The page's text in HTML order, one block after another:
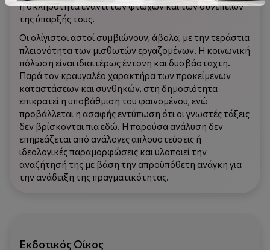
η σκληρότητα έναντι των φτωχών και των συνεπειών
της ύπαρξής τους.
Οι ολίγιστοι αστοί συμβιώνουν, άβολα, με την τεράστια
πλειονότητα των μισθωτών εργαζομένων. Η κοινωνική
πόλωση είναι ιδιαιτέρως έντονη και δυσβάσταχτη.
Παρά τον κραυγαλέο χαρακτήρα των προκείμενων
καταστάσεων και συνθηκών, στη δημοσιότητα
επικρατεί η υποβάθμιση του φαινομένου, ενώ
προβάλλεται η ασαφής εντύπωση ότι οι γνωστές τάξεις
δεν βρίσκονται πια εδώ. Η παρούσα ανάλυση δεν
επηρεάζεται από ανάλογες απλουστεύσεις ή
ιδεολογικές παραμορφώσεις και υλοποιεί την
αναζήτησή της με βάση την απροϋπόθετη ανάγκη για
την ανάδειξη της πραγματικότητας.
Εκδοτικός Οίκος